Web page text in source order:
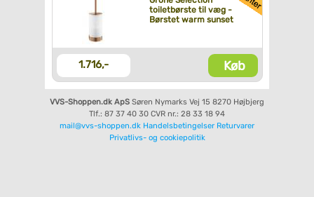
toiletbørste til væg -
Børstet warm sunset
1.716,- Køb
VVS-Shoppen.dk ApS Søren Nymarks Vej 15 8270 Højbjerg
Tlf.: 87 37 40 30 CVR nr.: 28 33 18 94
mail@vvs-shoppen.dk Handelsbetingelser Returvarer
Privatlivs- og cookiepolitik